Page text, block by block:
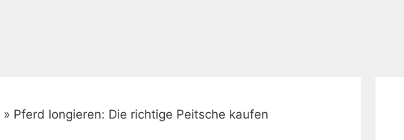
» Pferd longieren: Die richtige Peitsche kaufen